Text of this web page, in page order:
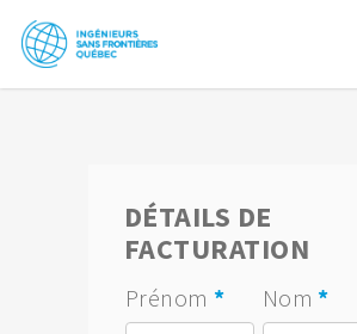
DÉTAILS DE
FACTURATION
Prénom * Nom *